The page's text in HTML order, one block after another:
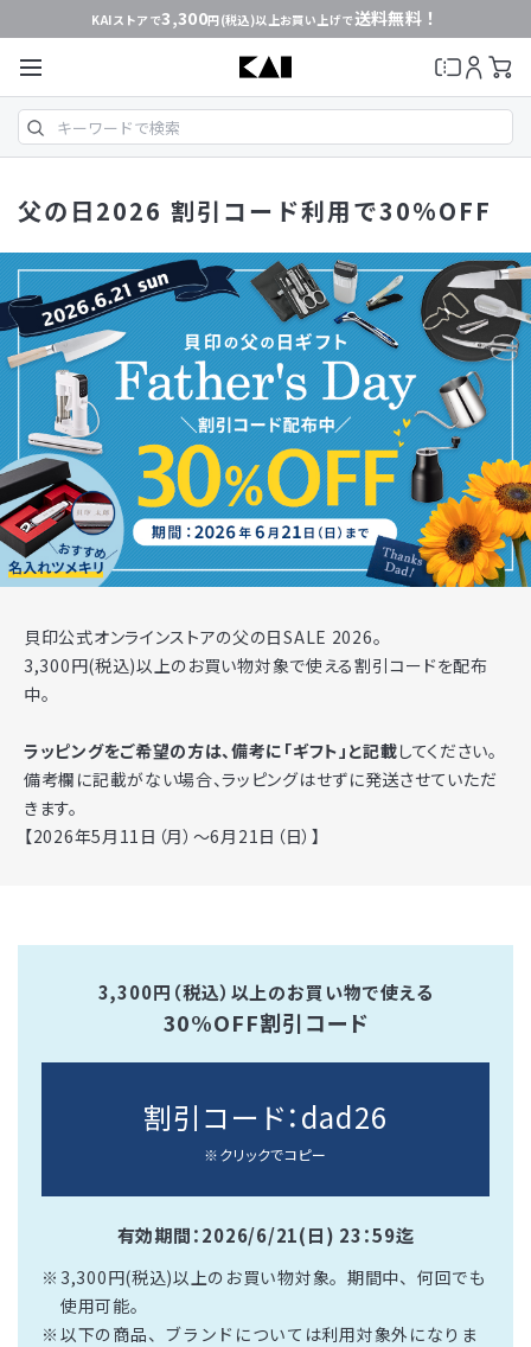
KAIストアで3,300円(税込)以上お買い上げで送料無料！
父の日2026 割引コード利用で30%OFF
貝印公式オンラインストアの父の日SALE 2026。
3,300円(税込)以上のお買い物対象で使える割引コードを配布
中。
ラッピングをご希望の方は、備考に「ギフト」と記載してください。
備考欄に記載がない場合、ラッピングはせずに発送させていただ
きます。
【2026年5月11日（月）～6月21日（日）】
3,300円（税込）以上のお買い物で使える
30%OFF割引コード
割引コード：dad26
※クリックでコピー
有効期間：2026/6/21(日) 23：59迄
3,300円(税込)以上のお買い物対象。期間中、何回でも
使用可能。
以下の商品、ブランドについては利用対象外になりま